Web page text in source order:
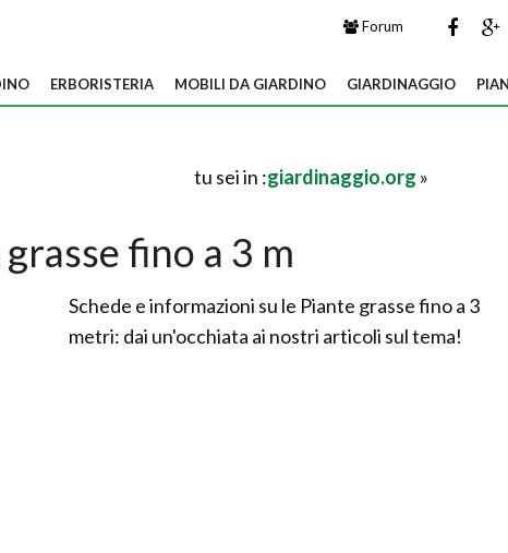
Forum
ERBORISTERIA MOBILI DA GIARDINO GIARDINAGGIO
tu sei in :giardinaggio.org »
fino a 3 m
Schede e informazioni su le Piante grasse fino a 3
metri: dai un'occhiata ai nostri articoli sul tema!